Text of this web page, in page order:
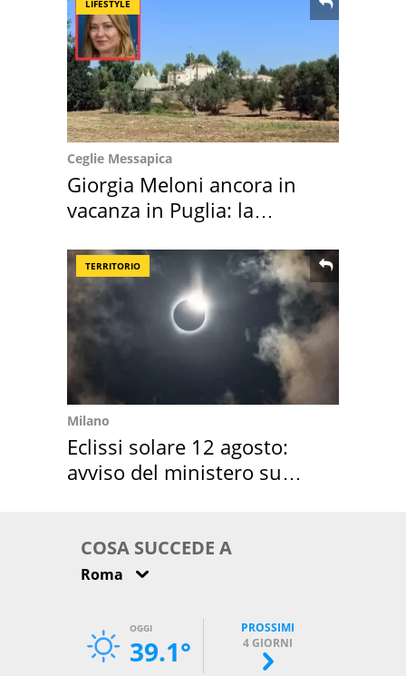
LIFESTYLE
Ceglie Messapica
Giorgia Meloni ancora in
vacanza in Puglia: la
TERRITORIO
Milano
Eclissi solare 12 agosto:
avviso del ministero su